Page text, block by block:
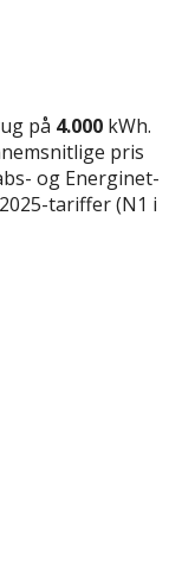
på 4.000 kWh.
pris
og Energinet-
tariffer (N1 i